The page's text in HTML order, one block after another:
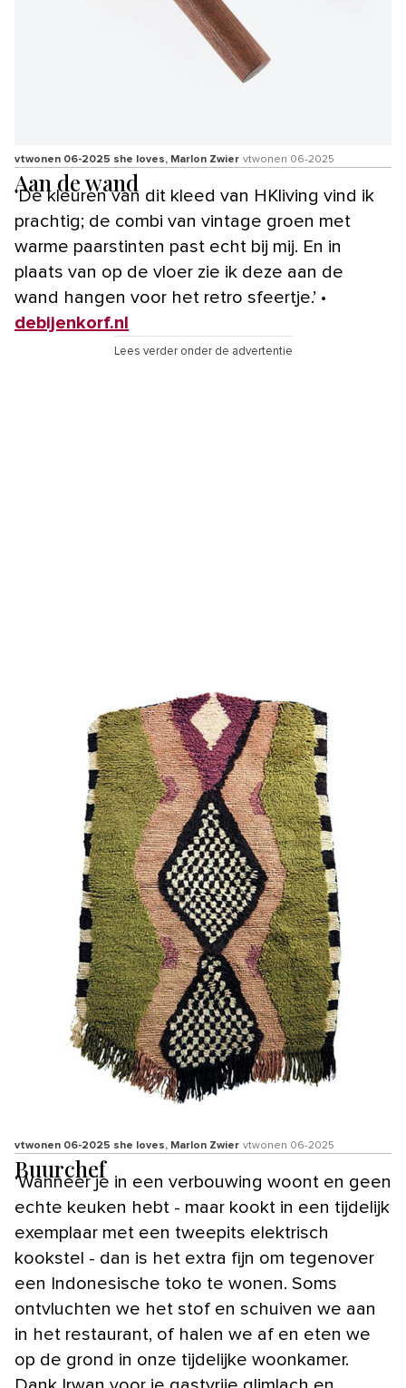
vtwonen 06-2025 she loves, Marlon Zwier vtwonen 06-2025
Aan de wand
‘De kleuren van dit kleed van HKliving vind ik
prachtig; de combi van vintage groen met
warme paarstinten past echt bij mij. En in
plaats van op de vloer zie ik deze aan de
wand hangen voor het retro sfeertje.’ •
debijenkorf.nl
Lees verder onder de advertentie
vtwonen 06-2025 she loves, Marlon Zwier vtwonen 06-2025
Buurchef
‘Wanneer je in een verbouwing woont en geen
echte keuken hebt - maar kookt in een tijdelijk
exemplaar met een tweepits elektrisch
kookstel - dan is het extra fijn om tegenover
een Indonesische toko te wonen. Soms
ontvluchten we het stof en schuiven we aan
in het restaurant, of halen we af en eten we
op de grond in onze tijdelijke woonkamer.